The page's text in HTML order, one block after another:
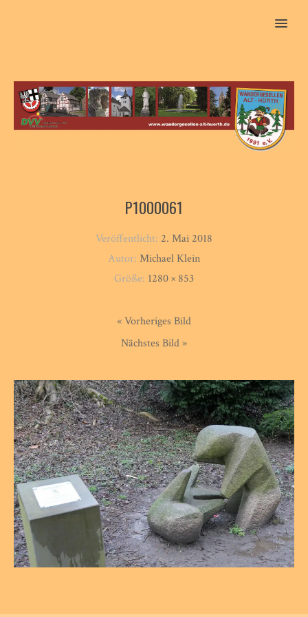
MENU
P1000061
Veröffentlicht: 2. Mai 2018
Autor: Michael Klein
Größe: 1280 × 853
« Vorheriges Bild
Nächstes Bild »